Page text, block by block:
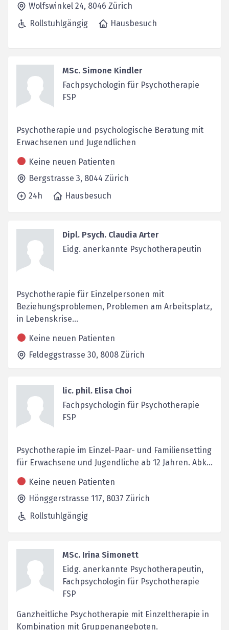
Wolfswinkel 24, 8046 Zürich
Rollstuhlgängig
Hausbesuch
MSc. Simone Kindler
Fachpsychologin für Psychotherapie
FSP
Psychotherapie und psychologische Beratung mit
Erwachsenen und Jugendlichen
Keine neuen Patienten
Bergstrasse 3, 8044 Zürich
24h
Hausbesuch
Dipl. Psych. Claudia Arter
Eidg. anerkannte Psychotherapeutin
Psychotherapie für Einzelpersonen mit
Beziehungsproblemen, Problemen am Arbeitsplatz,
in Lebenskrise...
Keine neuen Patienten
Feldeggstrasse 30, 8008 Zürich
lic. phil. Elisa Choi
Fachpsychologin für Psychotherapie
FSP
Psychotherapie im Einzel-Paar- und Familiensetting
für Erwachsene und Jugendliche ab 12 Jahren. Abk...
Keine neuen Patienten
Hönggerstrasse 117, 8037 Zürich
Rollstuhlgängig
MSc. Irina Simonett
Eidg. anerkannte Psychotherapeutin,
Fachpsychologin für Psychotherapie
FSP
Ganzheitliche Psychotherapie mit Einzeltherapie in
Kombination mit Gruppenangeboten.